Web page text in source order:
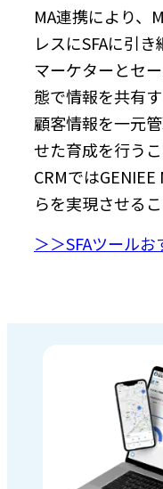
MA連携により、
レスにSFAに引き
マーケターとセ
態で情報を共有
顧客情報を一元
せた育成を行う
CRMでは
らを実現させる
＞＞SFAツール